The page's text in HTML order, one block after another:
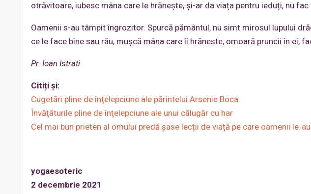
otrăvitoare, iubesc mâna care le hrănește, și-ar da viața pentru ieduți, nu fac
Oamenii s-au tâmpit îngrozitor. Spurcă pământul, nu simt mirosul lupului
ce le face bine sau rău, mușcă mâna care îi hrănește, omoară pruncii în ei,
Pr. Ioan Istrati
Citiți și:
Cugetări pline de înţelepciune ale părintelui Arsenie Boca
Învăţăturile pline de înţelepciune ale unui călugăr cu har
Cel mai bun prieten al omului predă șase lecții de viață pe care oamenii le-
yogaesoteric
2 decembrie 2021